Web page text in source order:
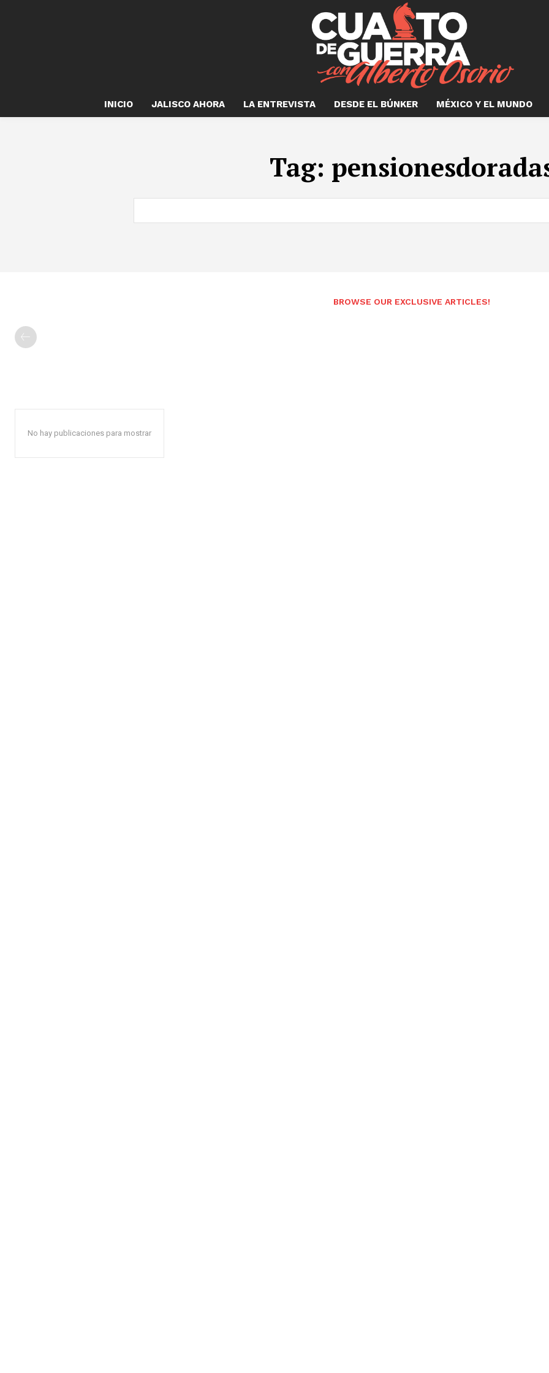
INICIO JALISCO AHORA LA ENTREVISTA DESDE EL BÚNKER MÉXICO Y EL MUNDO
Tag:
BROWSE OUR EXCLUSIVE ARTICLES!
No hay publicaciones para mostrar